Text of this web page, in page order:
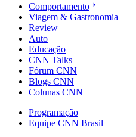
Comportamento
Viagem & Gastronomia
Review
Auto
Educação
CNN Talks
Fórum CNN
Blogs CNN
Colunas CNN
Programação
Equipe CNN Brasil